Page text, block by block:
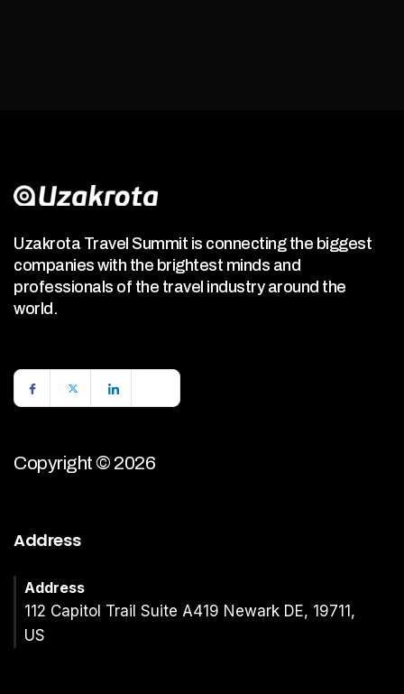
Uzakrota Travel Summit is connecting the biggest
companies with the brightest minds and
professionals of the travel industry around the
world.
Copyright © 2026
Address
Address
112 Capitol Trail Suite A419 Newark DE, 19711,
US